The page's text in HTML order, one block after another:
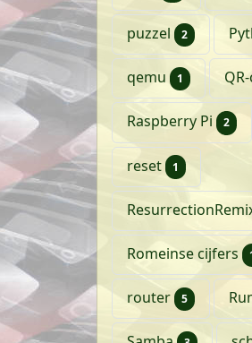
puzzel 2
qemu 1 artikel
Raspberry Pi 2
reset 1 artikel
Romeinse cijfers
router 5